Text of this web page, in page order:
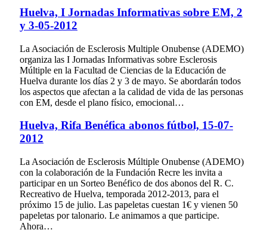
Huelva, I Jornadas Informativas sobre EM, 2
y 3-05-2012
La Asociación de Esclerosis Multiple Onubense (ADEMO)
organiza las I Jornadas Informativas sobre Esclerosis
Múltiple en la Facultad de Ciencias de la Educación de
Huelva durante los días 2 y 3 de mayo. Se abordarán todos
los aspectos que afectan a la calidad de vida de las personas
con EM, desde el plano físico, emocional…
Huelva, Rifa Benéfica abonos fútbol, 15-07-
2012
La Asociación de Esclerosis Múltiple Onubense (ADEMO)
con la colaboración de la Fundación Recre les invita a
participar en un Sorteo Benéfico de dos abonos del R. C.
Recreativo de Huelva, temporada 2012-2013, para el
próximo 15 de julio. Las papeletas cuestan 1€ y vienen 50
papeletas por talonario. Le animamos a que participe.
Ahora…